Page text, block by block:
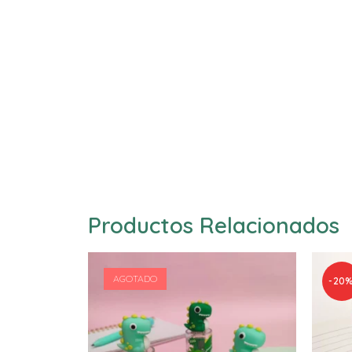
Productos Relacionados
AGOTADO -